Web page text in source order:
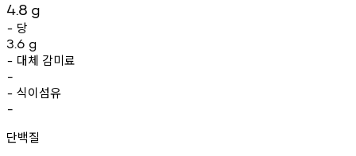
4.8 g
- 당
3.6 g
- 대체 감미료
-
- 식이섬유
-
단백질